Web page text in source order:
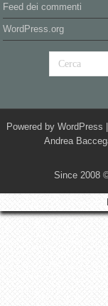
Feed dei commenti
WordPress.org
Powered by WordPress
Andrea
Since 2008